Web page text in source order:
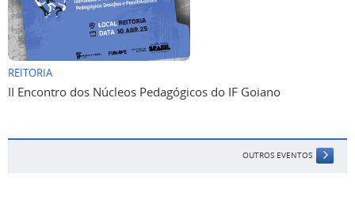
REITORIA
II Encontro dos Núcleos Pedagógicos do IF Goiano
OUTROS EVENTOS